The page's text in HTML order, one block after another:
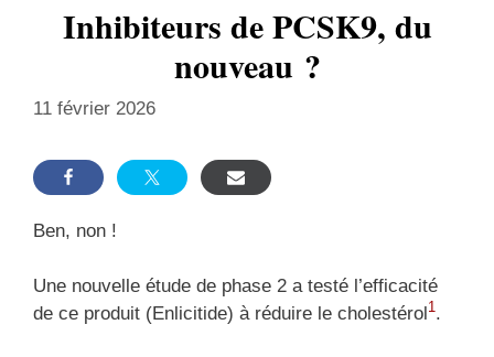
Inhibiteurs de PCSK9, du
nouveau ?
11 février 2026
Ben, non !
Une nouvelle étude de phase 2 a testé l’efficacité
de ce produit (Enlicitide) à réduire le cholestérol1.